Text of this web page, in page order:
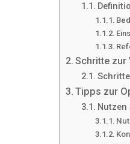
Schritte zur
Tipps zur
Nutzen